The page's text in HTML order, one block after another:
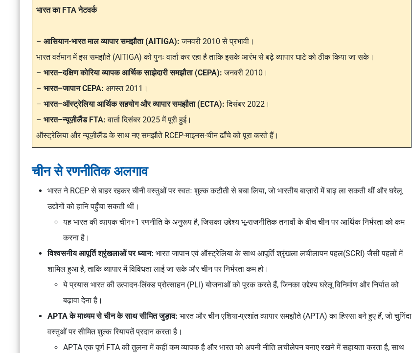
भारत का FTA नेटवर्क
– आसियान-भारत माल व्यापार समझौता (AITIGA): जनवरी 2010 से प्रभावी।
भारत वर्तमान में इस समझौते (AITIGA) को पुनः वार्ता कर रहा है ताकि इसके आरंभ से बढ़े व्यापार घाटे को ठीक किया जा सके।
– भारत–दक्षिण कोरिया व्यापक आर्थिक साझेदारी समझौता (CEPA): जनवरी 2010।
– भारत–जापान CEPA: अगस्त 2011।
– भारत–ऑस्ट्रेलिया आर्थिक सहयोग और व्यापार समझौता (ECTA): दिसंबर 2022।
– भारत–न्यूज़ीलैंड FTA: वार्ता दिसंबर 2025 में पूरी हुई।
ऑस्ट्रेलिया और न्यूज़ीलैंड के साथ नए समझौते RCEP-माइनस-चीन ढाँचे को पूरा करते हैं।
चीन से रणनीतिक अलगाव
भारत ने RCEP से बाहर रहकर चीनी वस्तुओं पर स्वतः शुल्क कटौती से बचा लिया, जो भारतीय बाज़ारों में बाढ़ ला सकती थीं और घरेलू
उद्योगों को हानि पहुँचा सकती थीं।
यह भारत की व्यापकचीन+1 रणनीति के अनुरूप है, जिसका उद्देश्य भू-राजनीतिक तनावों के बीच चीन पर आर्थिक निर्भरता को कम
करना है।
विश्वसनीय आपूर्ति श्रृंखलाओं पर ध्यान: भारत जापान एवं ऑस्ट्रेलिया के साथ आपूर्ति श्रृंखला लचीलापन पहल(SCRI) जैसी पहलों में
शामिल हुआ है, ताकि व्यापार में विविधता लाई जा सके और चीन पर निर्भरता कम हो।
ये प्रयास भारत कीउत्पादन-लिंक्ड प्रोत्साहन (PLI) योजनाओं को पूरक करते हैं, जिनका उद्देश्य घरेलू विनिर्माण और निर्यात को
बढ़ावा देना है।
APTA के माध्यम से चीन के साथ सीमित जुड़ाव: भारत और चीन एशिया-प्रशांत व्यापार समझौते (APTA) का हिस्सा बने हुए हैं, जो चुनिंदा
वस्तुओं पर सीमित शुल्क रियायतें प्रदान करता है।
APTA एक पूर्ण FTA की तुलना में कहीं कम व्यापक है और भारत को अपनी नीति लचीलेपन बनाए रखने में सहायता करता है, साथ